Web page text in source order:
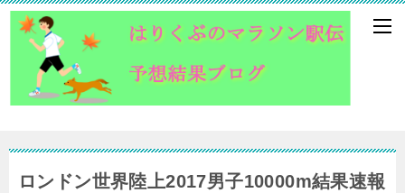
ロンドン世界陸上2017男子10000m結果速報